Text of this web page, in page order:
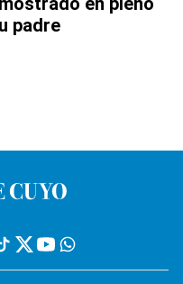
padre